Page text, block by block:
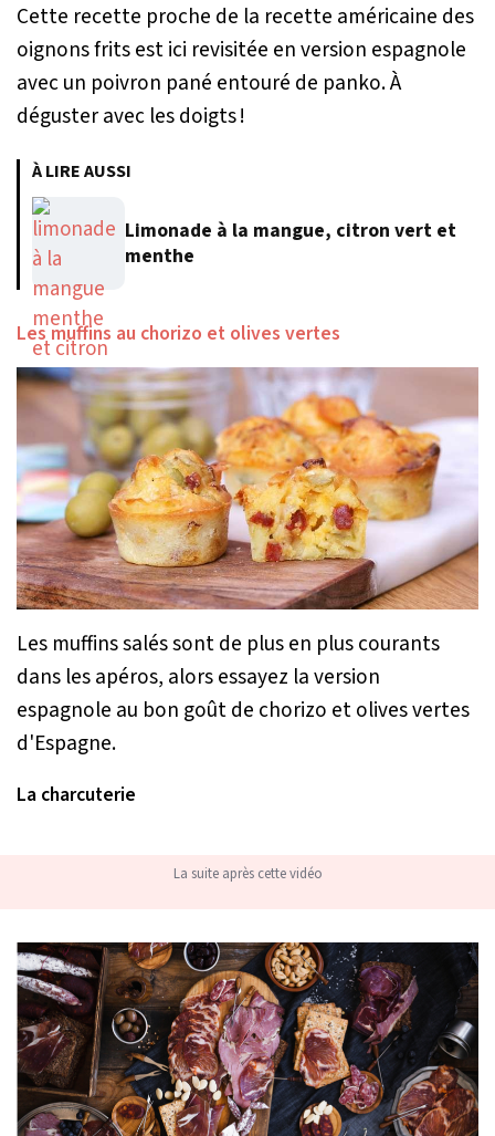
Cette recette proche de la recette américaine des
oignons frits est ici revisitée en version espagnole
avec un poivron pané entouré de panko. À
déguster avec les doigts !
À LIRE AUSSI
Limonade à la mangue, citron vert et
menthe
Les muffins au chorizo et olives vertes
Les muffins salés sont de plus en plus courants
dans les apéros, alors essayez la version
espagnole au bon goût de chorizo et olives vertes
d'Espagne.
La charcuterie
La suite après cette vidéo